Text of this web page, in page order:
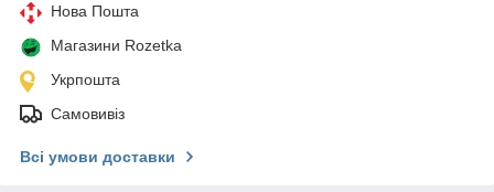
Нова Пошта
Магазини Rozetka
Укрпошта
Самовивіз
Всі умови доставки